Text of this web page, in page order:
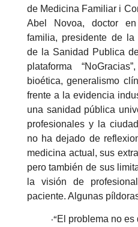
de Medicina Familiar i
Abel Novoa, doctor
familia, presidente de
de la Sanidad Publica
plataforma
bioética, generalismo
frente a la evidencia
una sanidad pública
profesionales y la
no ha dejado de
medicina actual, sus
pero también de sus
la visión de
paciente. Algunas
·“El problema no es